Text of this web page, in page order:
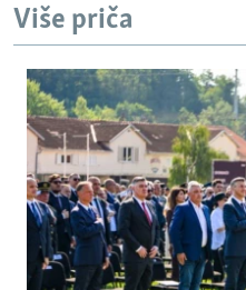
TRI DECENIJE OD RATA U BIH
NASTANAK I RASPAD JUGOSLAVIJE
Više priča